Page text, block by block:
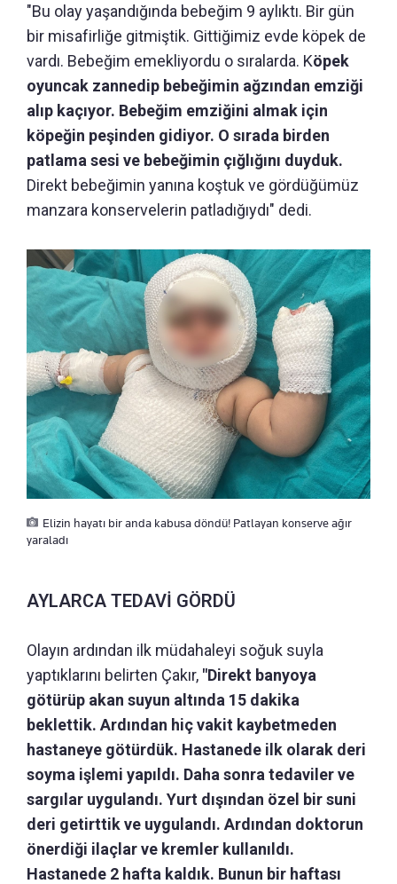
"Bu olay yaşandığında bebeğim 9 aylıktı. Bir gün
bir misafirliğe gitmiştik. Gittiğimiz evde köpek de
vardı. Bebeğim emekliyordu o sıralarda. Köpek
oyuncak zannedip bebeğimin ağzından emziği
alıp kaçıyor. Bebeğim emziğini almak için
köpeğin peşinden gidiyor. O sırada birden
patlama sesi ve bebeğimin çığlığını duyduk.
Direkt bebeğimin yanına koştuk ve gördüğümüz
manzara konservelerin patladığıydı" dedi.
Elizin hayatı bir anda kabusa döndü! Patlayan konserve ağır
yaraladı
AYLARCA TEDAVİ GÖRDÜ
Olayın ardından ilk müdahaleyi soğuk suyla
yaptıklarını belirten Çakır, "Direkt banyoya
götürüp akan suyun altında 15 dakika
beklettik. Ardından hiç vakit kaybetmeden
hastaneye götürdük. Hastanede ilk olarak deri
soyma işlemi yapıldı. Daha sonra tedaviler ve
sargılar uygulandı. Yurt dışından özel bir suni
deri getirttik ve uygulandı. Ardından doktorun
önerdiği ilaçlar ve kremler kullanıldı.
Hastanede 2 hafta kaldık. Bunun bir haftası